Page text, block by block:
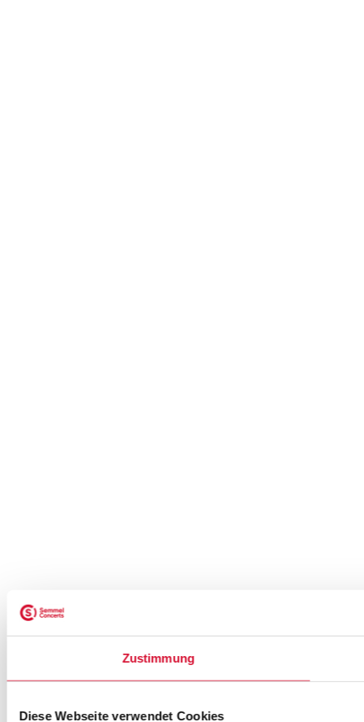
Zustimmung
Diese Webseite verwendet Cookies